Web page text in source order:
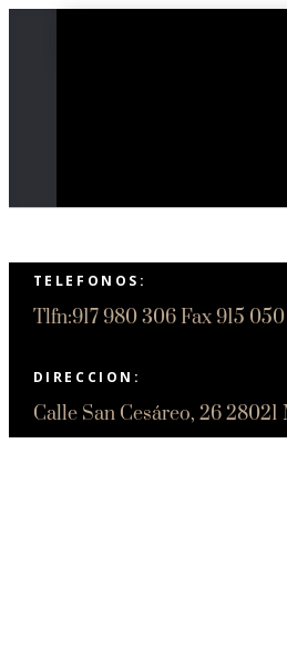
TELEFONOS:
Tlfn:917 980 306 Fax 915
DIRECCION:
Calle San Cesáreo, 26